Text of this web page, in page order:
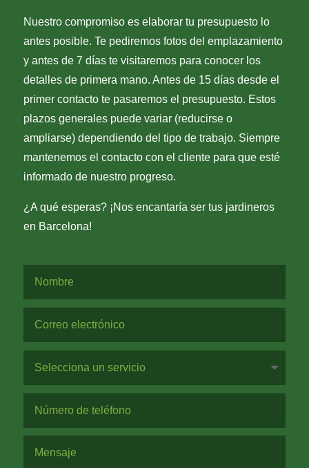
Nuestro compromiso es elaborar tu presupuesto lo
antes posible. Te pediremos fotos del emplazamiento
y antes de 7 días te visitaremos para conocer los
detalles de primera mano. Antes de 15 días desde el
primer contacto te pasaremos el presupuesto. Estos
plazos generales puede variar (reducirse o
ampliarse) dependiendo del tipo de trabajo. Siempre
mantenemos el contacto con el cliente para que esté
informado de nuestro progreso.
¿A qué esperas? ¡Nos encantaría ser tus jardineros
en Barcelona!